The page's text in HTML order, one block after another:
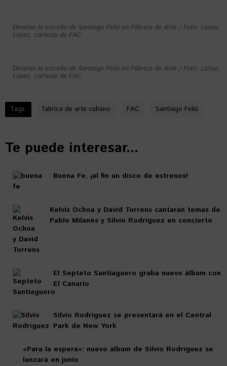
Develan la estrella de Santiago Feliú en Fábrica de Arte / Foto: Larisa
López, cortesía de FAC
Develan la estrella de Santiago Feliú en Fábrica de Arte / Foto: Larisa
López, cortesía de FAC
Tags: fabrica de arte cubano FAC Santiago Feliú
Te puede interesar...
Buena Fe, ¡al fin un disco de estrenos!
Kelvis Ochoa y David Torrens cantarán temas de
Pablo Milanés y Silvio Rodríguez en concierto
El Septeto Santiaguero graba nuevo álbum con
El Canario
Silvio Rodríguez se presentará en el Central
Park de New York
«Para la espera»: nuevo álbum de Silvio Rodríguez se
lanzará en junio